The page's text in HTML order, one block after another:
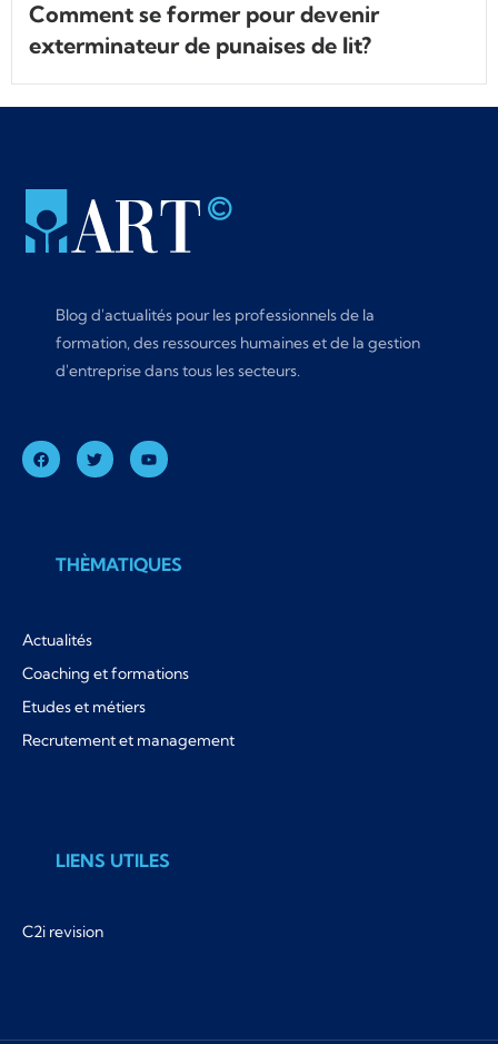
Comment se former pour devenir
exterminateur de punaises de lit?
Blog d'actualités pour les professionnels de la
formation, des ressources humaines et de la gestion
d'entreprise dans tous les secteurs.
THÈMATIQUES
Actualités
Coaching et formations
Etudes et métiers
Recrutement et management
LIENS UTILES
C2i revision